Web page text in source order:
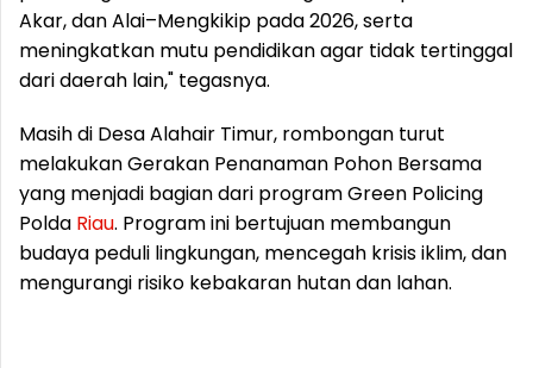
Akar, dan Alai–Mengkikip pada 2026, serta
meningkatkan mutu pendidikan agar tidak tertinggal
dari daerah lain," tegasnya.
Masih di Desa Alahair Timur, rombongan turut
melakukan Gerakan Penanaman Pohon Bersama
yang menjadi bagian dari program Green Policing
Polda Riau. Program ini bertujuan membangun
budaya peduli lingkungan, mencegah krisis iklim, dan
mengurangi risiko kebakaran hutan dan lahan.